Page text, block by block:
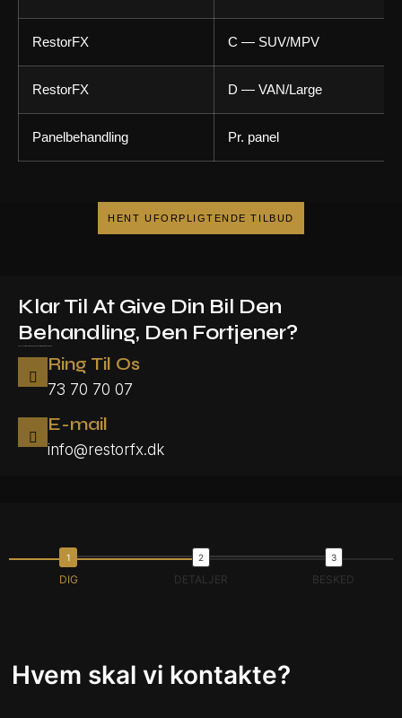
RestorFX C — SUV/MPV
RestorFX D — VAN/Large
Panelbehandling Pr. panel
HENT UFORPLIGTENDE TILBUD
Klar Til At Give Din Bil Den
Behandling, Den Fortjener?
Ring Til Os
73 70 70 07
E-mail
info@restorfx.dk
DIG DETALJER BESKED
Hvem skal vi kontakte?